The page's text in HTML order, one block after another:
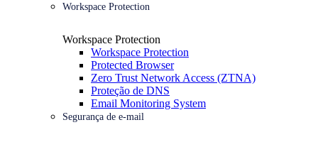
Workspace Protection
Workspace Protection
Workspace Protection
Protected Browser
Zero Trust Network Access (ZTNA)
Proteção de DNS
Email Monitoring System
Segurança de e-mail